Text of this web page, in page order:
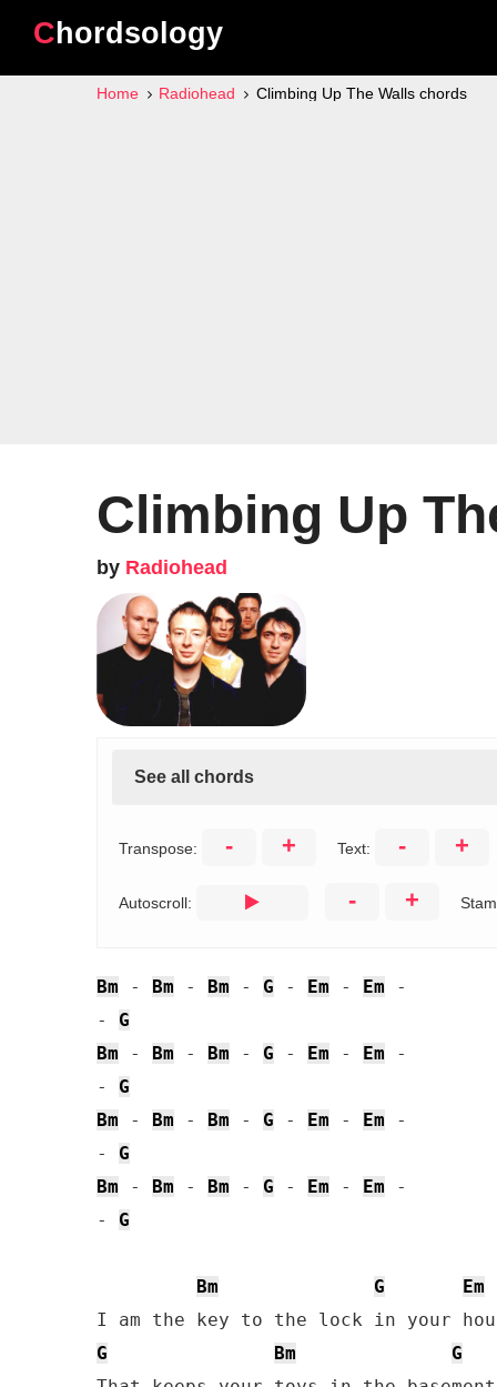
Chordsology
Home Radiohead Climbing Up The Walls chords
Climbing Up
by Radiohead
See all chords
Transpose: - + Text: - +
Autoscroll: - +
Bm - Bm - Bm - G - Em - Em -
- G
Bm - Bm - Bm - G - Em - Em -
- G
Bm - Bm - Bm - G - Em - Em -
- G
Bm - Bm - Bm - G - Em - Em -
- G
Bm G Em
G Bm
G